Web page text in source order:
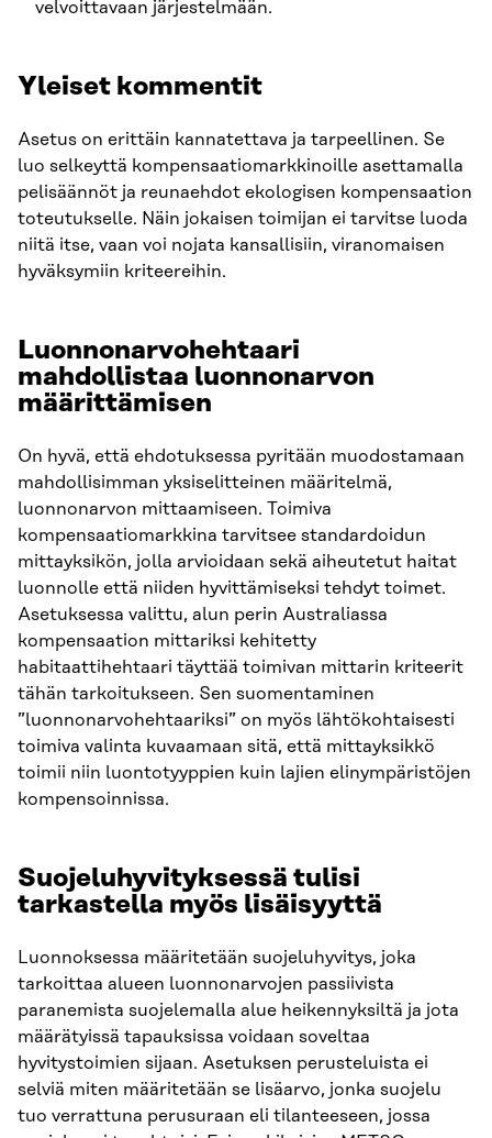
velvoittavaan järjestelmään.
Yleiset kommentit
Asetus on erittäin kannatettava ja tarpeellinen. Se
luo selkeyttä kompensaatiomarkkinoille asettamalla
pelisäännöt ja reunaehdot ekologisen kompensaation
toteutukselle. Näin jokaisen toimijan ei tarvitse luoda
niitä itse, vaan voi nojata kansallisiin, viranomaisen
hyväksymiin kriteereihin.
Luonnonarvohehtaari
mahdollistaa luonnonarvon
määrittämisen
On hyvä, että ehdotuksessa pyritään muodostamaan
mahdollisimman yksiselitteinen määritelmä,
luonnonarvon mittaamiseen. Toimiva
kompensaatiomarkkina tarvitsee standardoidun
mittayksikön, jolla arvioidaan sekä aiheutetut haitat
luonnolle että niiden hyvittämiseksi tehdyt toimet.
Asetuksessa valittu, alun perin Australiassa
kompensaation mittariksi kehitetty
habitaattihehtaari täyttää toimivan mittarin kriteerit
tähän tarkoitukseen. Sen suomentaminen
”luonnonarvohehtaariksi” on myös lähtökohtaisesti
toimiva valinta kuvaamaan sitä, että mittayksikkö
toimii niin luontotyyppien kuin lajien elinympäristöjen
kompensoinnissa.
Suojeluhyvityksessä tulisi
tarkastella myös lisäisyyttä
Luonnoksessa määritetään suojeluhyvitys, joka
tarkoittaa alueen luonnonarvojen passiivista
paranemista suojelemalla alue heikennyksiltä ja jota
määrätyissä tapauksissa voidaan soveltaa
hyvitystoimien sijaan. Asetuksen perusteluista ei
selviä miten määritetään se lisäarvo, jonka suojelu
tuo verrattuna perusuraan eli tilanteeseen, jossa